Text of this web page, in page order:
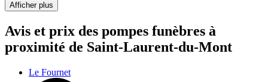
Afficher plus
Avis et prix des pompes funèbres à
proximité de Saint-Laurent-du-Mont
Le Fournet